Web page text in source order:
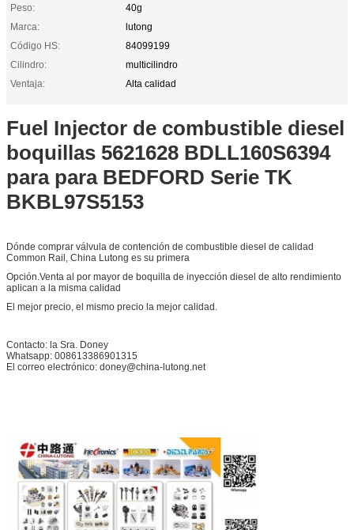
Peso:
40g
Marca:
lutong
Código HS:
84099199
Cilindro:
multicilindro
Ventaja:
Alta calidad
Fuel Injector de combustible diesel
boquillas 5621628 BDLL160S6394
para para BEDFORD Serie TK
BKBL97S5153
Dónde comprar válvula de contención de combustible diesel de calidad
Common Rail, China Lutong es su primera
Opción.Venta al por mayor de boquilla de inyección diesel de alto rendimiento
aplican a la misma calidad
El mejor precio, el mismo precio la mejor calidad.
Contacto: la Sra. Doney
Whatsapp: 008613386901315
El correo electrónico: doney@china-lutong.net